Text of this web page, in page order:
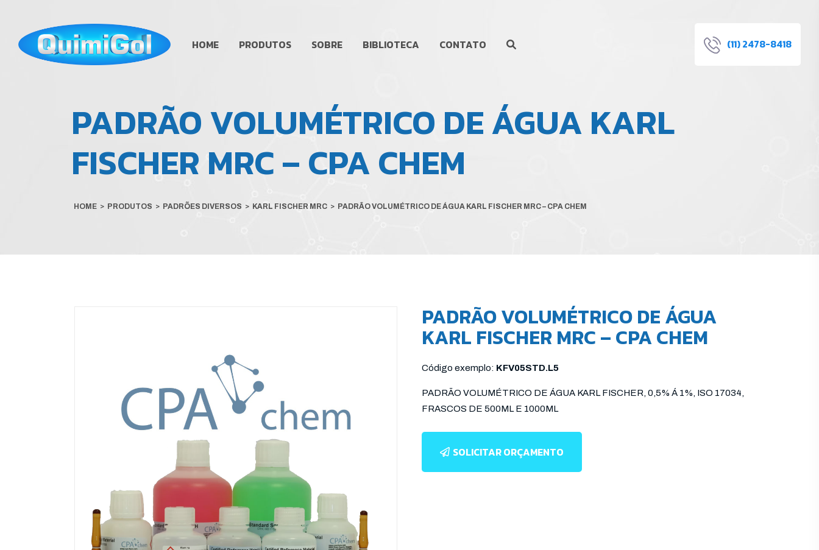
HOME PRODUTOS SOBRE BIBLIOTECA CONTATO (11) 2478-8418
PADRÃO VOLUMÉTRICO DE ÁGUA KARL
FISCHER MRC – CPA CHEM
HOME > PRODUTOS > PADRÕES DIVERSOS > KARL FISCHER MRC > PADRÃO VOLUMÉTRICO DE ÁGUA KARL FISCHER MRC – CPA CHEM
PADRÃO VOLUMÉTRICO DE ÁGUA
KARL FISCHER MRC – CPA CHEM
Código exemplo: KFV05STD.L5
PADRÃO VOLUMÉTRICO DE ÁGUA KARL FISCHER, 0,5% Á 1%, ISO 17034,
FRASCOS DE 500ML E 1000ML
SOLICITAR ORÇAMENTO